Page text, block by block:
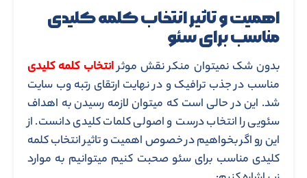
اهمیت و تاثیر انتخاب کلمه کلیدی
مناسب برای سئو
بدون شک نمیتوان منکر نقش موثرانتخاب کلمه کلیدی
مناسب در جذب ترافیک و در نهایت ارتقای رتبه وب سایت
شد. این در حالی است که میتوان لازمه رسیدن به اهداف
سئویی را انتخاب درست و اصولی کلمات کلیدی دانست. از
این رو اگر بخواهیم در خصوص اهمیت و تاثیر انتخاب کلمه
کلیدی مناسب برای سئو صحبت کنیم میتوانیم به موارد